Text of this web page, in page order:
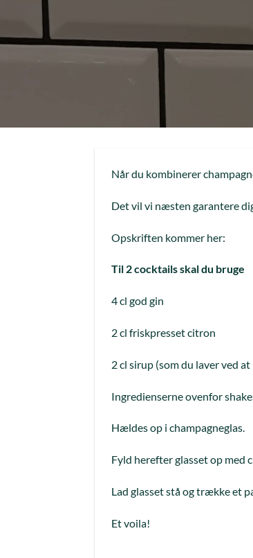
Når du kombinerer
Det vil vi næsten garantere
Opskriften kommer her:
Til 2 cocktails skal du bruge
4 cl god gin
2 cl friskpresset citron
2 cl sirup (som du laver ved
Ingredienserne ovenfor
Hældes op i champagneglas.
Fyld herefter glasset op med
Lad glasset stå og trække et
Et voila!